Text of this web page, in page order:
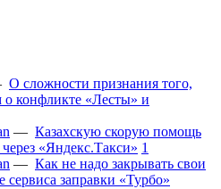
О сложности признания того,
о конфликте «Лесты» и
— Казахскую скорую помощь
«Яндекс.Такси» 1
— Как не надо закрывать свои
заправки «Турбо»